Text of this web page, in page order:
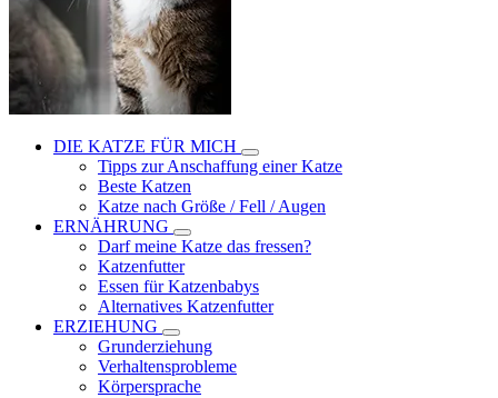
DIE KATZE FÜR MICH
Tipps zur Anschaffung einer Katze
Beste Katzen
Katze nach Größe / Fell / Augen
ERNÄHRUNG
Darf meine Katze das fressen?
Katzenfutter
Essen für Katzenbabys
Alternatives Katzenfutter
ERZIEHUNG
Grunderziehung
Verhaltensprobleme
Körpersprache